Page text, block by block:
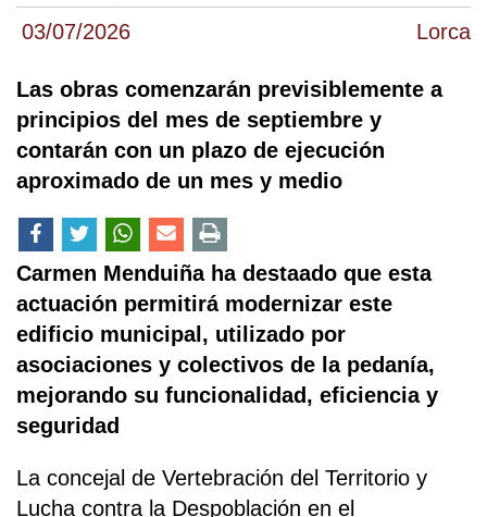
03/07/2026 Lorca
Las obras comenzarán previsiblemente a
principios del mes de septiembre y
contarán con un plazo de ejecución
aproximado de un mes y medio
Carmen Menduiña ha destaado que esta
actuación permitirá modernizar este
edificio municipal, utilizado por
asociaciones y colectivos de la pedanía,
mejorando su funcionalidad, eficiencia y
seguridad
La concejal de Vertebración del Territorio y
Lucha contra la Despoblación en el